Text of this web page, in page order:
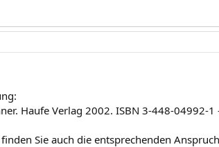
Haufe Verlag 2002. ISBN 3-448-04992-1
Sie auch die entsprechenden